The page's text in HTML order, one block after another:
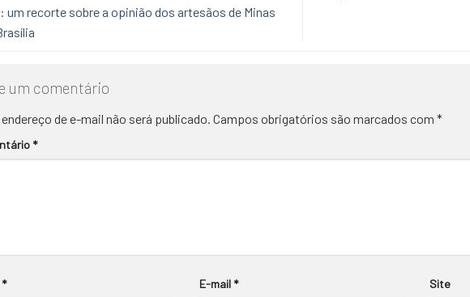
um recorte sobre a opinião dos artesãos de Minas
um comentário
endereço de e-mail não será publicado. Campos obrigatórios são marcados com *
*
* E-mail * Site